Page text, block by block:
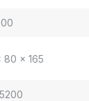
80 x 165